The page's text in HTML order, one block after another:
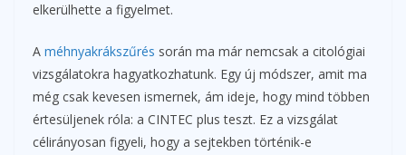
elkerülhette a figyelmet.
A méhnyakrákszűrés során ma már nemcsak a citológiai
vizsgálatokra hagyatkozhatunk. Egy új módszer, amit ma
még csak kevesen ismernek, ám ideje, hogy mind többen
értesüljenek róla: a CINTEC plus teszt. Ez a vizsgálat
célirányosan figyeli, hogy a sejtekben történik-e